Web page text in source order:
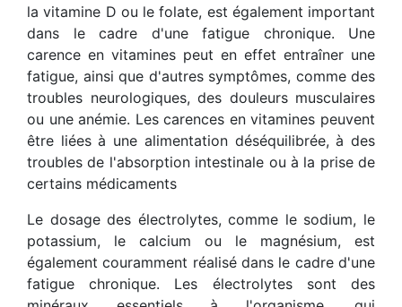
la vitamine D ou le folate, est également important
dans le cadre d'une fatigue chronique. Une
carence en vitamines peut en effet entraîner une
fatigue, ainsi que d'autres symptômes, comme des
troubles neurologiques, des douleurs musculaires
ou une anémie. Les carences en vitamines peuvent
être liées à une alimentation déséquilibrée, à des
troubles de l'absorption intestinale ou à la prise de
certains médicaments
Le dosage des électrolytes, comme le sodium, le
potassium, le calcium ou le magnésium, est
également couramment réalisé dans le cadre d'une
fatigue chronique. Les électrolytes sont des